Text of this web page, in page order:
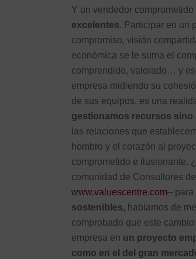
Y un vendedor
excelentes. Participar en un
compromiso, visión
económica se le suma el
comprendido, valorado… y
empresa midiendo su
de sus equipos, es una
gestionamos recursos
las relaciones que
hombro y el corazón al
comprometido e ilusionante.
comunidad de Consultores
www.valuescentre.com– para
sostenibles, hablamos de
comprobado que este
empresa en un proyecto
como en el del gran